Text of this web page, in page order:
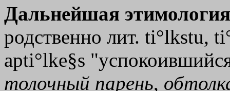
Дальнейшая
родственно лит. ti°lkstu,
apti°lke§s
толочный парень,